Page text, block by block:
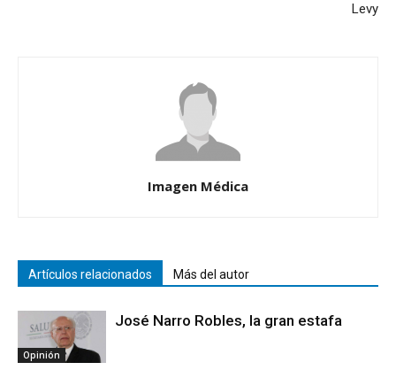
Levy
Imagen Médica
Artículos relacionados Más del autor
Opinión
José Narro Robles, la gran estafa